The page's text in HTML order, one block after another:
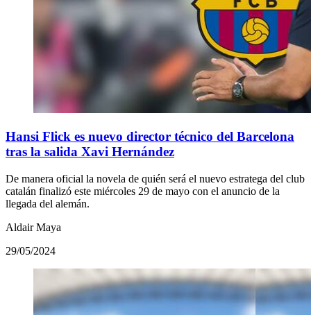
Hansi Flick es nuevo director técnico del Barcelona
tras la salida Xavi Hernández
De manera oficial la novela de quién será el nuevo estratega del club
catalán finalizó este miércoles 29 de mayo con el anuncio de la
llegada del alemán.
Aldair Maya
29/05/2024